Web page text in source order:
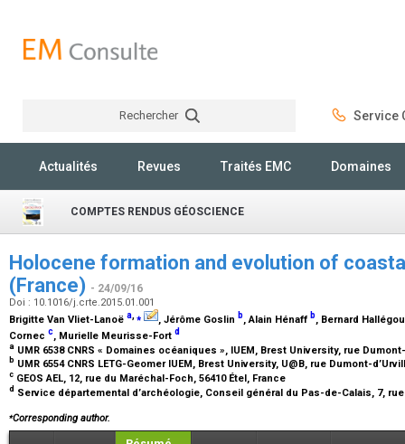
Rechercher Service
Actualités Revues Traités EMC Domaines
COMPTES RENDUS GÉOSCIENCE
Holocene formation and evolution of
(France) - 24/09/16
Doi : 10.1016/j.crte.2015.01.001
Brigitte Van Vliet-Lanoë a,⁎ , Jérôme Goslin b, Alain Hénaff b, Bernard
Cornec c, Murielle Meurisse-Fort d
a UMR 6538 CNRS « Domaines océaniques », IUEM, Brest University, rue
b UMR 6554 CNRS LETG-Geomer IUEM, Brest University, U@B, rue Dumont-
c GEOS AEL, 12, rue du Maréchal-Foch, 56410 Étel, France
d Service départemental d’archéologie, Conseil général du Pas-de-Calais, 7,
⁎Corresponding author.